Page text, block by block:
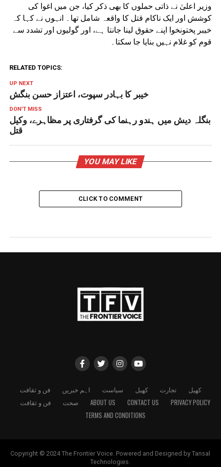
وزیر اعلیٰ نے ذاتی حملوں کا بھی ذکر کیا، جن میں اغوا کی
کوشش اور ایک ناکام قتل کا واقعہ شامل تھا۔ انہوں نے کہا کہ
خیبر پختونخوا اپنے حقوق لینا جانتا ہے، اور گولیوں اور تشدد سے
قوم کو غلام نہیں بنایا جا سکتا۔
RELATED TOPICS:
UP NEXT
خیبر کا بہادر سپوت، اعتزاز حسن بنگش
DON'T MISS
بنگلہ دیش میں ہندو رہنما کی گرفتاری پر مظاہرے، وکیل
قتل
YOU MAY LIKE
CLICK TO COMMENT
فن و ثقافت اہم خبریں سیاست کھیل تجارت
کھیل
فن و ثقافت
صحت ABOUT US CONTACT US
PRIVACY POLICY
TERMS AND CONDITIONS
Copyright © 2024 The Frontier Voice. Powered and Designed by Tansal
Technologies.